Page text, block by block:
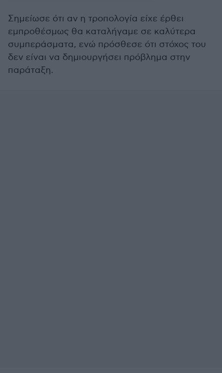
Σημείωσε ότι αν η τροπολογία είχε έρθει
εμπροθέσμως θα καταλήγαμε σε καλύτερα
συμπεράσματα, ενώ πρόσθεσε ότι στόχος του
δεν είναι να δημιουργήσει πρόβλημα στην
παράταξη.